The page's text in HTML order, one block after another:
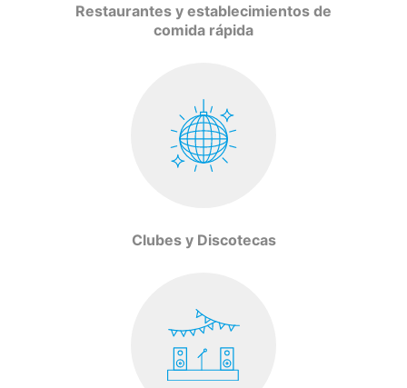
Restaurantes y establecimientos de
comida rápida
Clubes y Discotecas